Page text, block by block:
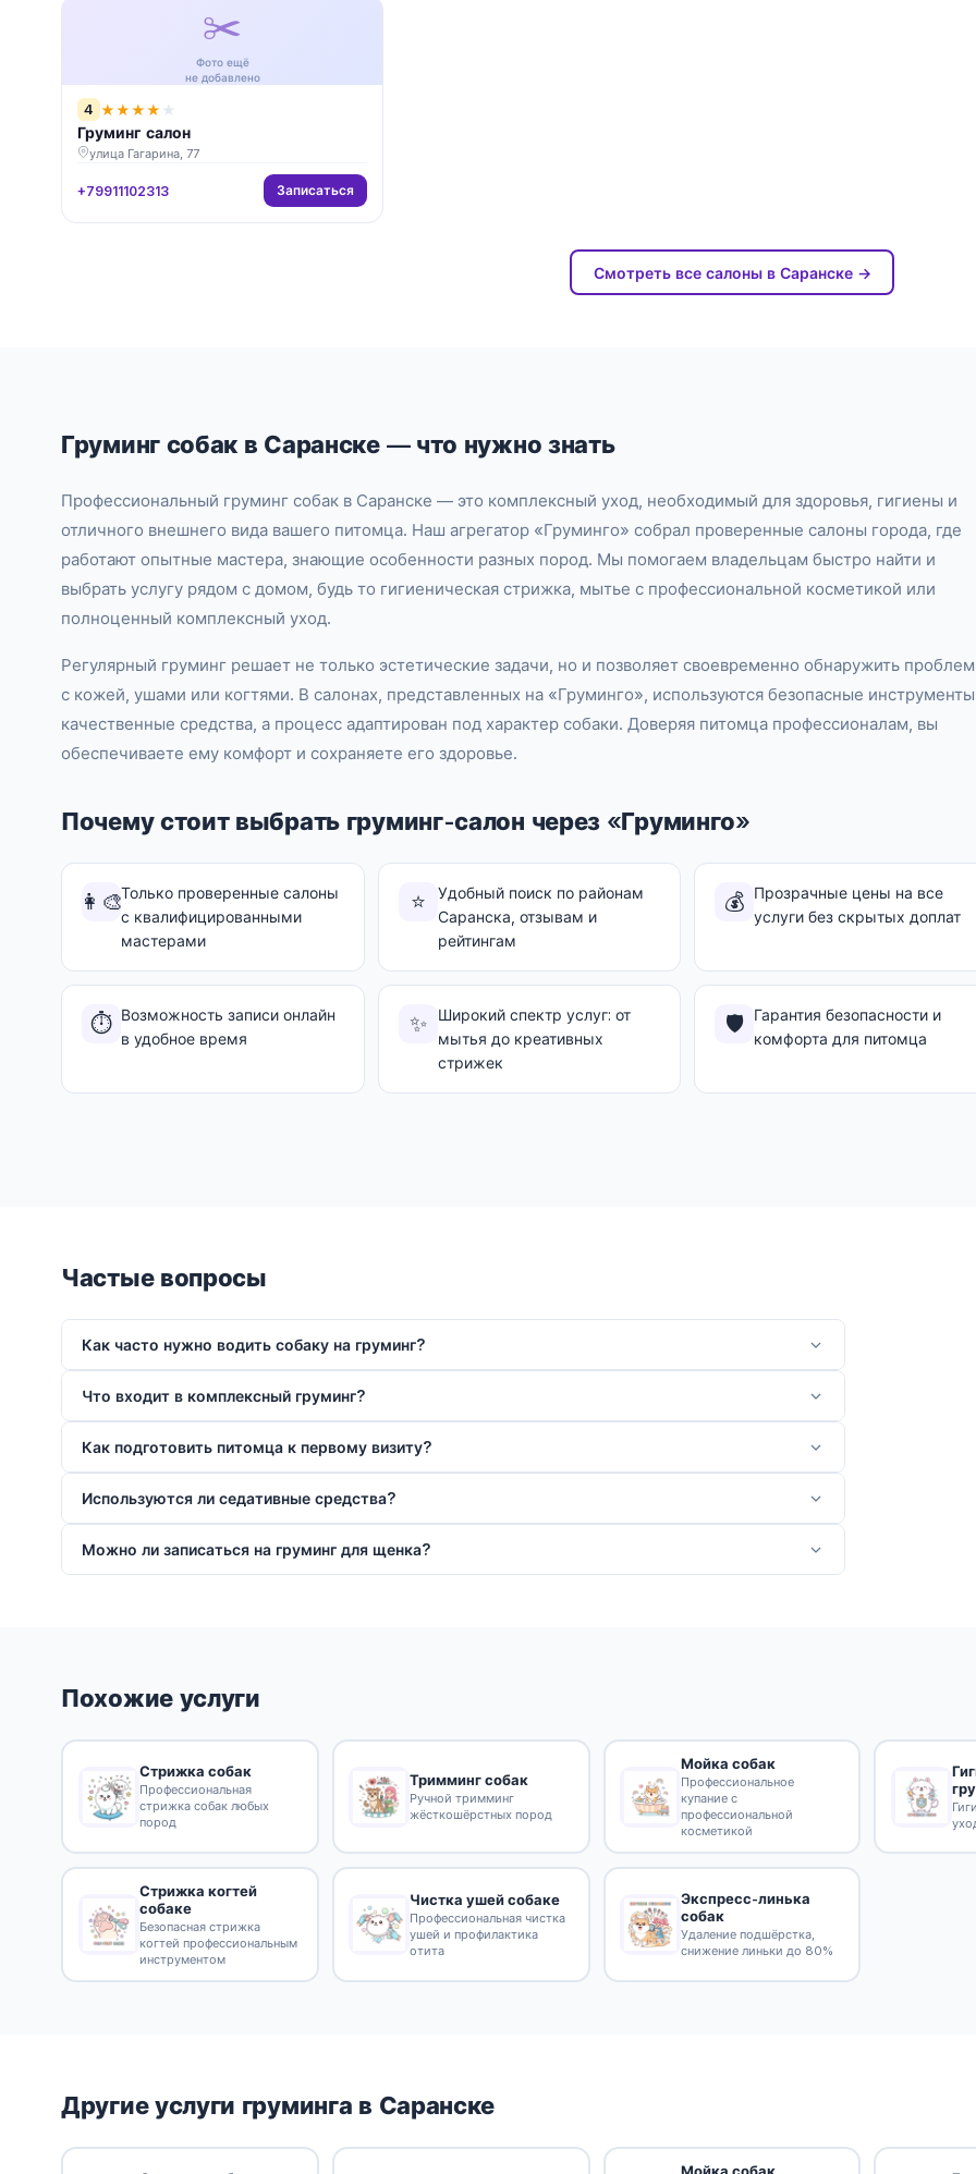
✂️
Фото ещё
не добавлено
4 ★★★★ ★
Груминг салон
улица Гагарина, 77
+79911102313 Записаться
Смотреть все салоны в Саранске →
Груминг собак в Саранске — что нужно знать
Профессиональный груминг собак в Саранске — это комплексный уход, необходимый для здоровья, гигиены и
отличного внешнего вида вашего питомца. Наш агрегатор «Груминго» собрал проверенные салоны города, где
работают опытные мастера, знающие особенности разных пород. Мы помогаем владельцам быстро найти и
выбрать услугу рядом с домом, будь то гигиеническая стрижка, мытье с профессиональной косметикой или
полноценный комплексный уход.
Регулярный груминг решает не только эстетические задачи, но и позволяет своевременно обнаружить
с кожей, ушами или когтями. В салонах, представленных на «Груминго», используются безопасные
качественные средства, а процесс адаптирован под характер собаки. Доверяя питомца профессионалам, вы
обеспечиваете ему комфорт и сохраняете его здоровье.
Почему стоит выбрать груминг-салон через «Груминго»
👩‍🎨Только проверенные салоны
с квалифицированными
мастерами
⭐
Удобный поиск по районам
Саранска, отзывам и
рейтингам
💰 Прозрачные цены на все
услуги без скрытых доплат
⏱️ Возможность записи онлайн
в удобное время
✨
Широкий спектр услуг: от
мытья до креативных
стрижек
🛡️ Гарантия безопасности и
комфорта для питомца
Частые вопросы
Как часто нужно водить собаку на груминг?
Что входит в комплексный груминг?
Как подготовить питомца к первому визиту?
Используются ли седативные средства?
Можно ли записаться на груминг для щенка?
Похожие услуги
Стрижка собак
Профессиональная
стрижка собак любых
пород
Тримминг собак
Ручной тримминг
жёсткошёрстных пород
Мойка собак
Профессиональное
купание с
профессиональной
косметикой
Стрижка когтей
собаке
Безопасная стрижка
когтей профессиональным
инструментом
Чистка ушей собаке
Профессиональная чистка
ушей и профилактика
отита
Экспресс-линька
собак
Удаление подшёрстка,
снижение линьки до 80%
Другие услуги груминга в Саранске
Мойка собак